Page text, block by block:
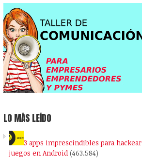
LO MÁS LEÍDO
3 apps imprescindibles para hackear
juegos en Android (463.584)